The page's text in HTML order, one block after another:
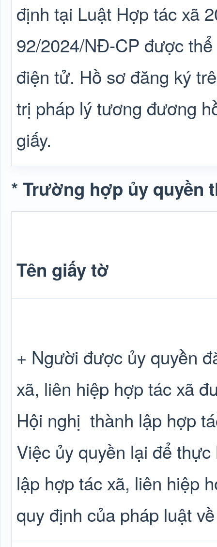
định tại Luật Hợp tác xã
92/2024/NĐ-CP được
điện tử. Hồ sơ đăng ký
trị pháp lý tương đương
giấy.
* Trường hợp ủy quyền
Tên giấy tờ
+ Người được ủy quyền
xã, liên hiệp hợp tác xã
Hội nghị thành lập hợp
Việc ủy quyền lại để
lập hợp tác xã, liên hiệp
quy định của pháp luật